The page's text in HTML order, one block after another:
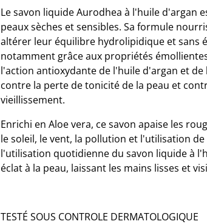
Le savon liquide Aurodhea à l'huile d'argan
peaux sèches et sensibles. Sa formule
altérer leur équilibre hydrolipidique et sans
notamment grâce aux propriétés
l'action antioxydante de l'huile d'argan et
contre la perte de tonicité de la peau et
vieillissement.
Enrichi en Aloe vera, ce savon apaise les
le soleil, le vent, la pollution et l'utilisation
l'utilisation quotidienne du savon liquide à
éclat à la peau, laissant les mains lisses et
TESTÉ SOUS CONTROLE DERMATOLOGIQUE